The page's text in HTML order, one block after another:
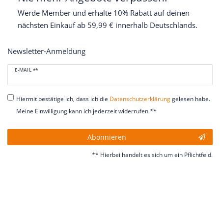
Werde Member und erhalte 10% Rabatt auf deinen
nächsten Einkauf ab 59,99 € innerhalb Deutschlands.
Newsletter-Anmeldung
E-MAIL **
Newsletter
Honig
Hiermit bestätige ich, dass ich die Daten­schutz­erklärunggelesen habe.
Meine Einwilligung kann ich jederzeit widerrufen.**
Abonnieren
** Hierbei handelt es sich um ein Pflichtfeld.